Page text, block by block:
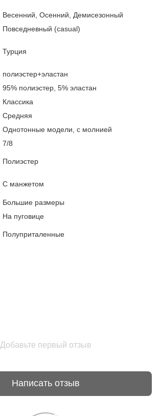
Весенний, Осенний, Демисезонный
Повседневный (casual)
Турция
полиэстер+эластан
95% полиэстер, 5% эластан
Классика
Средняя
Однотонные модели, с молнией
7/8
Полиэстер
С манжетом
Большие размеры
На пуговице
Полуприталенные
Добавьте первый отзыв
Написать отзыв